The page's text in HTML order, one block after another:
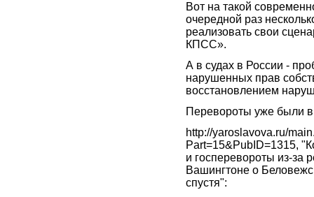
Вот на такой
очередной раз
реализовать свои
КПСС».
А в судах в России -
нарушенных прав
восстановлением
Перевороты уже были в
http://yaroslavova.ru/
Part=15&PubID=1315,
и госперевороты из-за
Вашингтоне о
спустя":